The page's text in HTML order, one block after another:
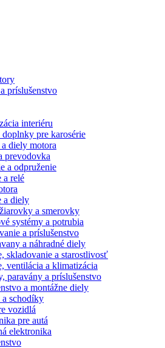
príslušenstvo
interiéru
pre karosérie
diely motora
prevodovka
a odpruženie
a relé
a diely
a smerovky
systémy a potrubia
a príslušenstvo
a náhradné diely
skladovanie a starostlivosť
ventilácia a klimatizácia
paravány a príslušenstvo
a montážne diely
a schodíky
vozidlá
pre autá
elektronika